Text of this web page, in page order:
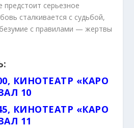
серьезное
сталкивается с судьбой,
с правилами — жертвы
КИНОТЕАТР «КАРО
10
КИНОТЕАТР «КАРО
11